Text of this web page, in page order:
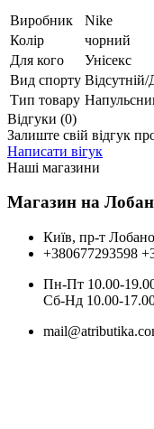
Виробник
Nike
Колір
чорний
Для кого
Унісекс
Вид спорту Відсутній/
Тип товару
Відгуки (0)
Залиште свій відгук
Написати вігук
Наші магазини
Магазин на
Київ, пр-т
+380677293598
Пн-Пт 10.00-
Cб-Нд 10.00-